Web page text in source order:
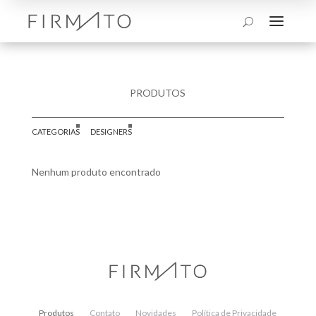
U a
PRODUTOS
CATEGORIAS DESIGNERS
Nenhum produto encontrado
Produtos Contato Novidades
Política de Privacidade